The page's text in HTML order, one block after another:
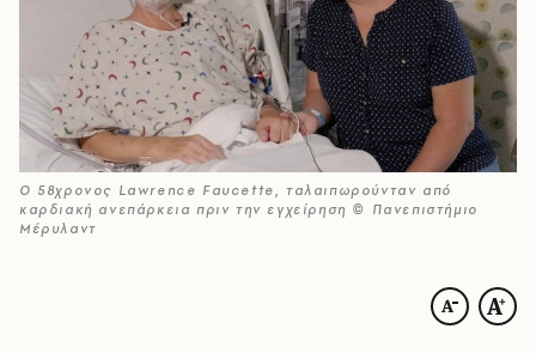
Ο 58χρονος Lawrence Faucette, ταλαιπωρούνταν από
καρδιακή ανεπάρκεια πριν την εγχείρηση © Πανεπιστήμιο
Μέρυλαντ